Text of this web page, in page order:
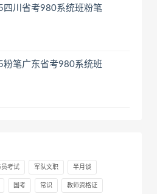
四川省考980系统班粉笔
粉笔广东省考980系统班
员考试 军队文职 半月谈
国考 常识 教师资格证